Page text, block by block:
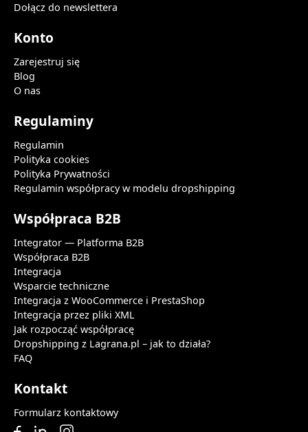
Dołącz do newslettera
Konto
Zarejestruj się
Blog
O nas
Regulaminy
Regulamin
Polityka cookies
Polityka Prywatności
Regulamin współpracy w modelu dropshipping
Współpraca B2B
Integrator — Platforma B2B
Współpraca B2B
Integracja
Wsparcie techniczne
Integracja z WooCommerce i PrestaShop
Integracja przez pliki XML
Jak rozpocząć współpracę
Dropshipping z Lagrana.pl – jak to działa?
FAQ
Kontakt
Formularz kontaktowy